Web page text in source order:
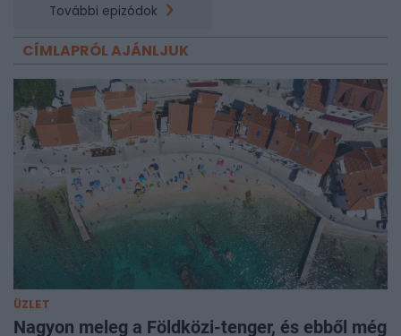
További epizódok
CÍMLAPRÓL AJÁNLJUK
ÜZLET
Nagyon meleg a Földközi-tenger, és ebből még